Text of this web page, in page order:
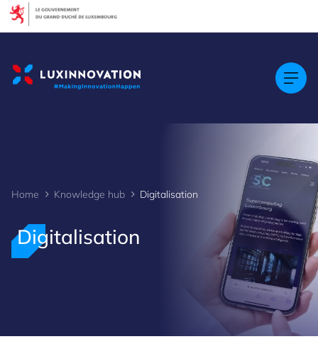
Home Knowledge hub Digitalisation
Digitalisation
Cookies management panel